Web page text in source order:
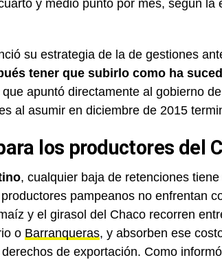
y medio punto por mes, según la
su estrategia de la de gestiones
tener que subirlo como ha
apuntó directamente al gobierno de
al asumir en diciembre de 2015
los productores del
, cualquier baja de retenciones
pampeanos no enfrentan
y el girasol del Chaco recorren
o Barranqueras, y absorben ese
de exportación. Como informó